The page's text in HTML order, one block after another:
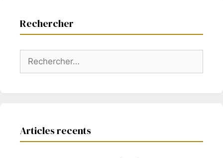
Rechercher
Rechercher :
Articles recents